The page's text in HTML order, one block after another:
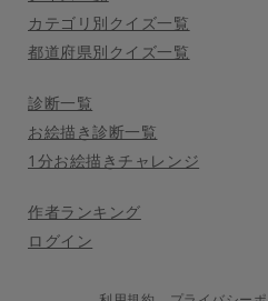
カテゴリ別クイズ一覧
都道府県別クイズ一覧
診断一覧
お絵描き診断一覧
1分お絵描きチャレンジ
作者ランキング
ログイン